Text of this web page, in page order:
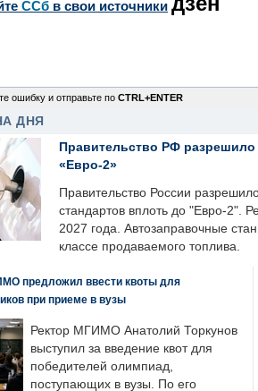
CСб в свои источники
ошибку и отправьте по CTRL+ENTER
ДНЯ
Правительство РФ разрешило
«Евро-2»
Правительство России
стандартов вплоть до "Евро-2".
2027 года. Автозаправочные
классе продаваемого топлива.
предложил ввести квоты для
при приеме в вузы
Ректор МГИМО Анатолий Торкунов
выступил за введение квот для
победителей олимпиад,
поступающих в вузы. По его